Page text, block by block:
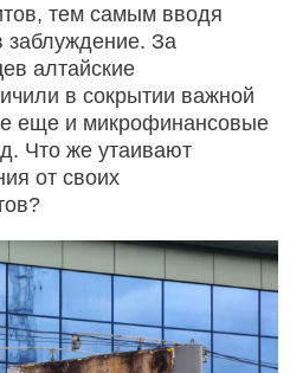
тем самым вводя
заблуждение. За
алтайские
в сокрытии важной
еще и микрофинансовые
Что же утаивают
от своих